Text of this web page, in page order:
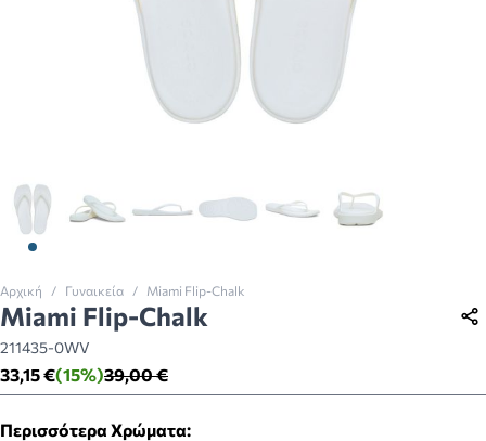
View larger image View larger imageView larger image
View larger
Αρχική / Γυναικεία / Miami Flip-Chalk
Miami Flip-Chalk
211435-0WV
39,00 €
(15%)
33,15 €
Περισσότερα Χρώματα: